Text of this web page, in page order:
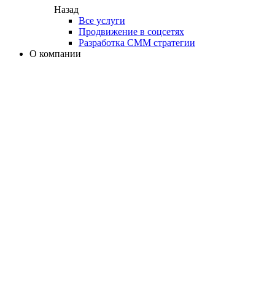
Назад
Все услуги
Продвижение в соцсетях
Разработка СММ стратегии
О компании